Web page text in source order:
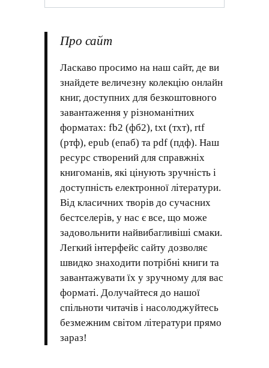
Про сайт
Ласкаво просимо на наш сайт, де ви
знайдете величезну колекцію онлайн
книг, доступних для безкоштовного
завантаження у різноманітних
форматах: fb2 (фб2), txt (тхт), rtf
(ртф), epub (епаб) та pdf (пдф). Наш
ресурс створений для справжніх
книгоманів, які цінують зручність і
доступність електронної літератури.
Від класичних творів до сучасних
бестселерів, у нас є все, що може
задовольнити найвибагливіші смаки.
Легкий інтерфейс сайту дозволяє
швидко знаходити потрібні книги та
завантажувати їх у зручному для вас
форматі. Долучайтеся до нашої
спільноти читачів і насолоджуйтесь
безмежним світом літератури прямо
зараз!